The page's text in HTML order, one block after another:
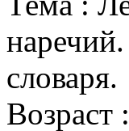
словаря.
Возраст :